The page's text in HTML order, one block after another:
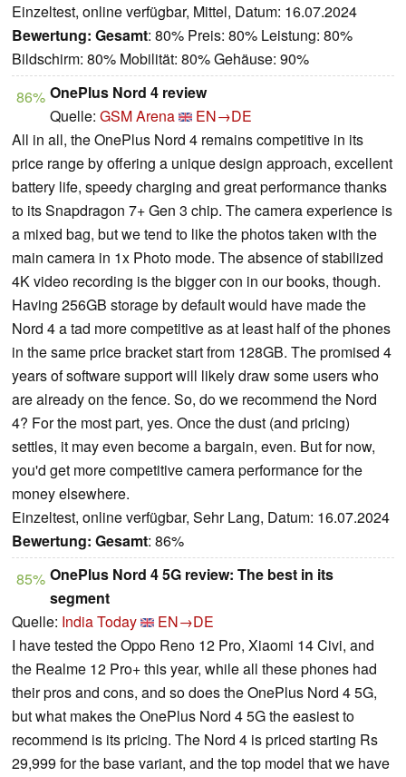
Einzeltest, online verfügbar, Mittel, Datum: 16.07.2024
Bewertung: Gesamt: 80% Preis: 80% Leistung: 80%
Bildschirm: 80% Mobilität: 80% Gehäuse: 90%
86% OnePlus Nord 4 review
Quelle: GSM Arena
EN→DE
All in all, the OnePlus Nord 4 remains competitive in its
price range by offering a unique design approach, excellent
battery life, speedy charging and great performance thanks
to its Snapdragon 7+ Gen 3 chip. The camera experience is
a mixed bag, but we tend to like the photos taken with the
main camera in 1x Photo mode. The absence of stabilized
4K video recording is the bigger con in our books, though.
Having 256GB storage by default would have made the
Nord 4 a tad more competitive as at least half of the phones
in the same price bracket start from 128GB. The promised 4
years of software support will likely draw some users who
are already on the fence. So, do we recommend the Nord
4? For the most part, yes. Once the dust (and pricing)
settles, it may even become a bargain, even. But for now,
you'd get more competitive camera performance for the
money elsewhere.
Einzeltest, online verfügbar, Sehr Lang, Datum: 16.07.2024
Bewertung: Gesamt: 86%
85% OnePlus Nord 4 5G review: The best in its
segment
Quelle: India Today
EN→DE
I have tested the Oppo Reno 12 Pro, Xiaomi 14 Civi, and
the Realme 12 Pro+ this year, while all these phones had
their pros and cons, and so does the OnePlus Nord 4 5G,
but what makes the OnePlus Nord 4 5G the easiest to
recommend is its pricing. The Nord 4 is priced starting Rs
29,999 for the base variant, and the top model that we have